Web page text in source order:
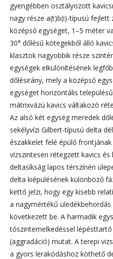
gyengébben osztályozott
nagy része a(t)b(i)-típusú fejlett
középső egységet, 1–5 méter
30° dőlésű kötegekből álló
klasztok nagyobbik része
egységek elkülönítésének
dőlésirány, mely a középső
egységet horizontális
mátrixvázú kavics váltakozó
Az alsó két egység meredek
sekélyvízi Gilbert-típusú delta
északkelet felé épülő
vízszintesen rétegzett kavics
deltasíkság lapos térszínén
delta kiépülésének különböző
kettő jelzi, hogy egy kisebb
a nagymértékű
következett be. A harmadik
tószintemelkedéssel
(aggradáció) mutat. A terepi
a gyors lerakódáshoz köthető